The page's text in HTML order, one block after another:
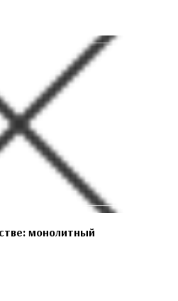
монолитный